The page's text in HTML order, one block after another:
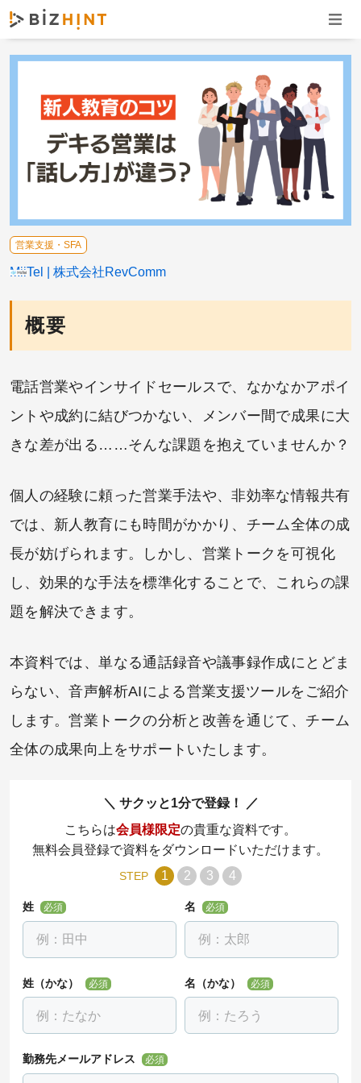
ナビ
概要
電話営業やインサイドセールスで、なかなかアポイ
ントや成約に結びつかない、メンバー間で成果に大
きな差が出る……そんな課題を抱えていませんか？
個人の経験に頼った営業手法や、非効率な情報共有
では、新人教育にも時間がかかり、チーム全体の成
長が妨げられます。しかし、営業トークを可視化
し、効果的な手法を標準化することで、これらの課
題を解決できます。
本資料では、単なる通話録音や議事録作成にとどま
らない、音声解析AIによる営業支援ツールをご紹介
します。営業トークの分析と改善を通じて、チーム
全体の成果向上をサポートいたします。
営業支援・SFA
MiiTel 株式会社RevComm
サクッと1分で登録！
こちらは会員様限定の貴重な資料です。
無料会員登録で資料をダウンロードいただけます。
STEP 1 2 3 4
姓 必須 名 必須
姓（かな） 必須 名（かな） 必須
勤務先メールアドレス 必須